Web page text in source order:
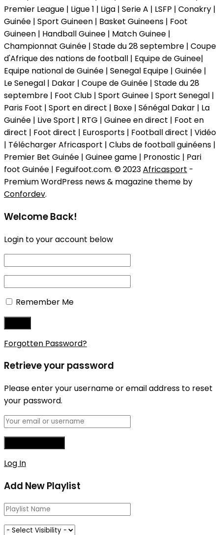
Premier League | Ligue 1 | Liga | Serie A | LSFP | Conakry |
Guinée | Sport Guineen | Basket Guineens | Foot
Guineen | Handball Guinee | Match Guinee |
Championnat Guinée | Stade du 28 septembre | Coupe
d'Afrique des nations de football | Equipe de Guinee|
Equipe national de Guinée | Senegal Equipe | Guinée |
Le Senegal | Dakar | Coupe de Guinée | Stade du 28
septembre | Foot Club | Sport Guinee | Sport Senegal |
Paris Foot | Sport en direct | Boxe | Sénégal Dakar | La
Guinée | Live Sport | RTG | Guinee en direct | Foot en
direct | Foot direct | Eurosports | Football direct | Vidéo
| Télécharger Africasport | Clubs de football guinéens |
Premier Bet Guinée | Guinee game | Pronostic | Pari
foot Guinée | Feguifoot.com. © 2023Africasport -
Premium WordPress news & magazine theme by
Confordev.
Welcome Back!
Login to your account below
Remember Me
Forgotten Password?
Retrieve your password
Please enter your username or email address to reset
your password.
Log In
Add New Playlist